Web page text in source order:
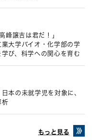
峰譲吉は君だ！」
大学バイオ・化学部の学
び、科学への関心を育む
本の未就学児を対象に、
析
もっと見る